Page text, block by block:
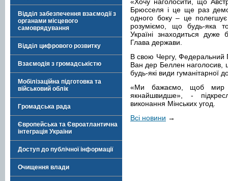
Відділ забезпечення взаємодії з
органами місцевого
самоврядування
Відділ цифрового розвитку
Взаємодія з громадськістю
Мобілізаційна підготовка та
військовий облік
Громадська рада
Європейська та Євроатлантична
інтеграція України
Доступ до публічної інформації
Очищення влади
Брюсселя і це ще раз
одного боку – це
розуміємо, що будь-яка
Україні знаходиться
Глава держави.
В свою Чергу, Федеральний
Ван дер Беллен наголосив,
будь-які види гуманітарної
«Ми бажаємо, щоб мир
якнайшвидше», -
виконання Мінських угод.
Всі новини →